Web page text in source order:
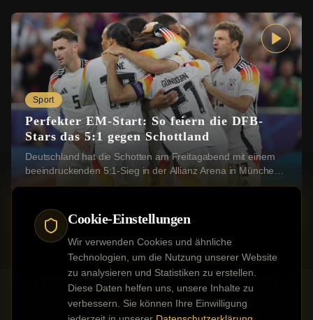
Cookie-Einstellungen
Wir verwenden Cookies und ähnliche
Technologien, um die Nutzung unserer Website
zu analysieren und Statistiken zu erstellen.
Diese Daten helfen uns, unsere Inhalte zu
verbessern. Sie können Ihre Einwilligung
Sport
Perfekter EM-Start: So feiern die DFB-
Stars das 5:1 gegen Schottland
Deutschland hat die Schotten am Freitagabend mit einem
beeindruckenden 5:1-Sieg in der Allianz Arena in München
besiegt. Die DFB-Stars feierten ihren ...